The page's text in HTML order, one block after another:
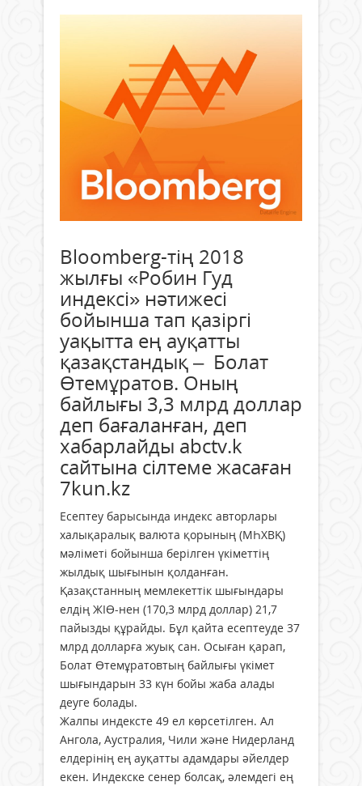
Bloomberg-тің 2018
жылғы «Робин Гуд
индексі» нәтижесі
бойынша тап қазіргі
уақытта ең ауқатты
қазақстандық – Болат
Өтемұратов. Оның
байлығы 3,3 млрд доллар
деп бағаланған, деп
хабарлайды abctv.k
сайтына сілтеме жасаған
7kun.kz
Есептеу барысында индекс авторлары
халықаралық валюта қорының (МҺХВҚ)
мәліметі бойынша берілген үкіметтің
жылдық шығынын қолданған.
Қазақстанның мемлекеттік шығындары
елдің ЖІӨ-нен (170,3 млрд доллар) 21,7
пайызды құрайды. Бұл қайта есептеуде 37
млрд долларға жуық сан. Осыған қарап,
Болат Өтемұратовтың байлығы үкімет
шығындарын 33 күн бойы жаба алады
деуге болады.
Жалпы индексте 49 ел көрсетілген. Ал
Ангола, Аустралия, Чили және Нидерланд
елдерінің ең ауқатты адамдары әйелдер
екен. Индекске сенер болсақ, әлемдегі ең